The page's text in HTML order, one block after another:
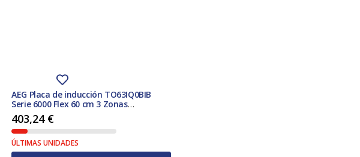
AEG Placa de inducción TO63IQ0BIB
Serie 6000 Flex 60 cm 3 Zonas
PowerBoost Puente Hob2Hood Negro
403,24 €
ÚLTIMAS UNIDADES